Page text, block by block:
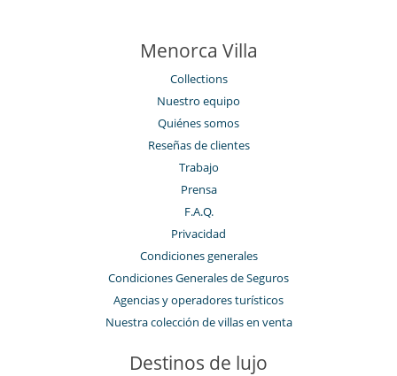
Menorca Villa
Collections
Nuestro equipo
Quiénes somos
Reseñas de clientes
Trabajo
Prensa
F.A.Q.
Privacidad
Condiciones generales
Condiciones Generales de Seguros
Agencias y operadores turísticos
Nuestra colección de villas en venta
Destinos de lujo